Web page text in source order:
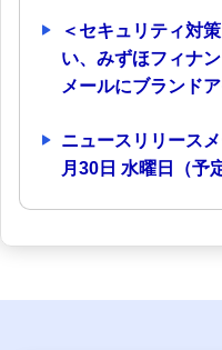
＜セキュリティ対
い、みずほフィナ
メールにブランド
ニュースリリース
月30日 水曜日（予